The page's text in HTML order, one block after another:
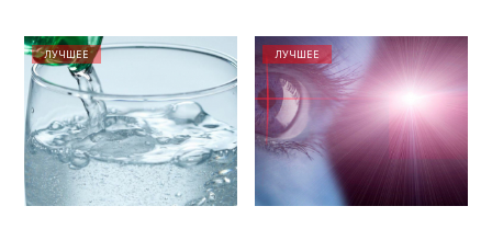
ЛУЧШЕЕ ЛУЧШЕЕ